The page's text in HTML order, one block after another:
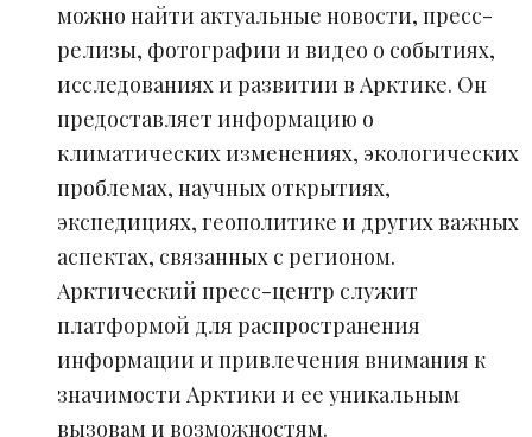
можно найти актуальные новости, пресс-
релизы, фотографии и видео о событиях,
исследованиях и развитии в Арктике. Он
предоставляет информацию о
климатических изменениях, экологических
проблемах, научных открытиях,
экспедициях, геополитике и других важных
аспектах, связанных с регионом.
Арктический пресс-центр служит
платформой для распространения
информации и привлечения внимания к
значимости Арктики и ее уникальным
вызовам и возможностям.